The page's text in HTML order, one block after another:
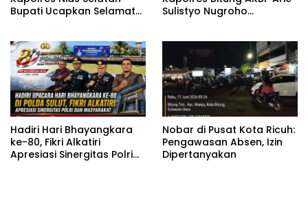
Bupati Ucapkan Selamat
Permadi
Sulistyo Nugroho
Hadiri Hari Bhayangkara
ke-80, Fikri Alkatiri
Apresiasi Sinergitas Polri
Nobar di Pusat Kota Ricuh:
Pengawasan Absen, Izin
Dipertanyakan